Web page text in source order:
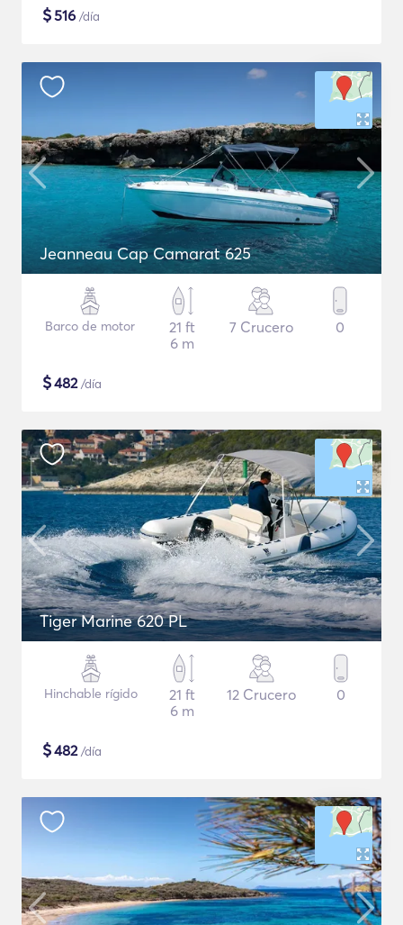
$516 /día
Jeanneau Cap Camarat 625
Barco de motor
21 ft
6 m
7 Crucero 0
$482/día
Tiger Marine 620 PL
Hinchable rígido
21 ft
6 m
12 Crucero 0
$482/día